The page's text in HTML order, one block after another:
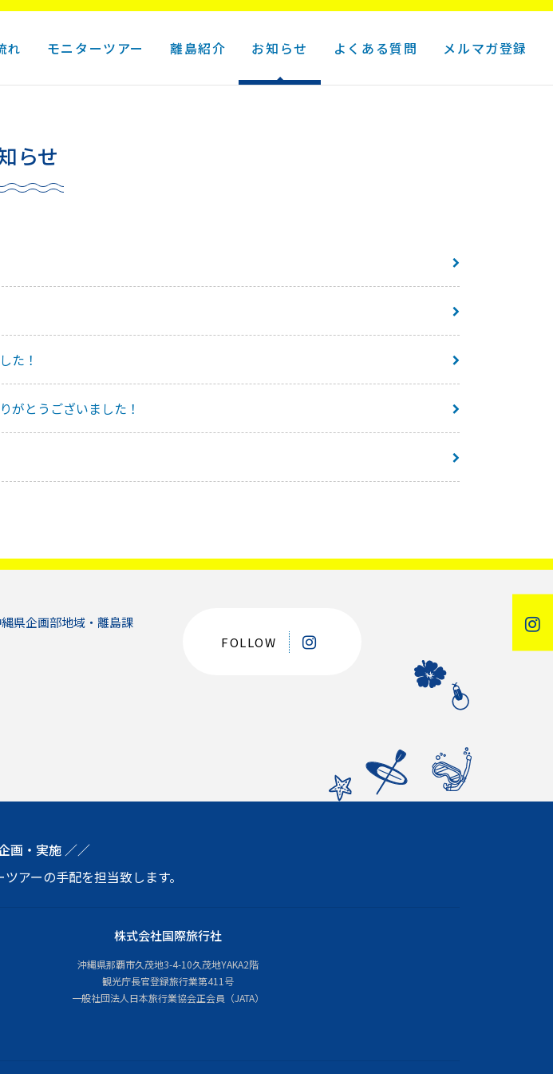
れ モニターツアー 離島紹介 お知らせ よくある質問 メルマガ登録
らせ
た！
がとうございました！
県企画部地域・離島課
FOLLOW
画・実施 ／／
アーの手配を担当致します。
株式会社国際旅行社
沖縄県那覇市久茂地3-4-10久茂地YAKA2階
観光庁長官登録旅行業第411号
一般社団法人日本旅行業協会正会員（JATA）